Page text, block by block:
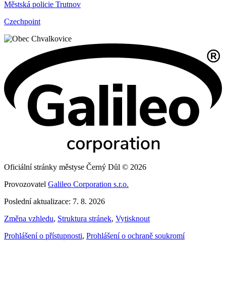
Městská policie Trutnov
Czechpoint
Oficiální stránky městyse Černý Důl © 2026
Provozovatel Galileo Corporation s.r.o.
Poslední aktualizace: 7. 8. 2026
Změna vzhledu, Struktura stránek, Vytisknout
Prohlášení o přístupnosti, Prohlášení o ochraně soukromí